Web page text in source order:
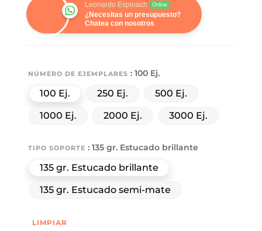
Leonardo Espinach Online
¿Necesitas un presupuesto?
Chatea con nosotros
NÚMERO DE EJEMPLARES : 100 Ej.
100 Ej. 250 Ej.
500 Ej.
1000 Ej.
2000 Ej. 3000 Ej.
TIPO SOPORTE : 135 gr. Estucado brillante
135 gr. Estucado brillante
135 gr. Estucado semi-mate
LIMPIAR